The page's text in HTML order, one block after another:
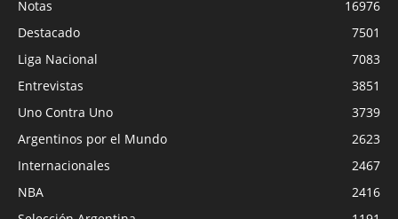
Notas
16976
Destacado
7501
Liga Nacional
7083
Entrevistas
3851
Uno Contra Uno
3739
Argentinos por el Mundo
2623
Internacionales
2467
NBA
2416